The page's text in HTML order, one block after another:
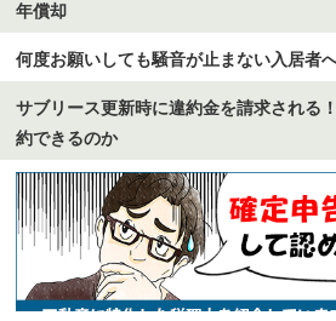
年償却
何度お願いしても騒音が止まない入居者
サブリース更新時に違約金を請求される
約できるのか